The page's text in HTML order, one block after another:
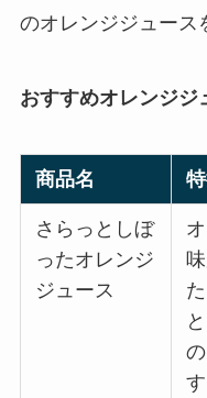
のオレンジジュース
おすすめオレンジジ
商品名
さらっとしぼ
ったオレンジ
ジュース
す